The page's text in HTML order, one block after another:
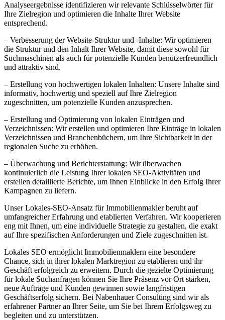
Analyseergebnisse identifizieren wir relevante Schlüsselwörter für
Ihre Zielregion und optimieren die Inhalte Ihrer Website
entsprechend.
– Verbesserung der Website-Struktur und -Inhalte: Wir optimieren
die Struktur und den Inhalt Ihrer Website, damit diese sowohl für
Suchmaschinen als auch für potenzielle Kunden benutzerfreundlich
und attraktiv sind.
– Erstellung von hochwertigen lokalen Inhalten: Unsere Inhalte sind
informativ, hochwertig und speziell auf Ihre Zielregion
zugeschnitten, um potenzielle Kunden anzusprechen.
– Erstellung und Optimierung von lokalen Einträgen und
Verzeichnissen: Wir erstellen und optimieren Ihre Einträge in lokalen
Verzeichnissen und Branchenbüchern, um Ihre Sichtbarkeit in der
regionalen Suche zu erhöhen.
– Überwachung und Berichterstattung: Wir überwachen
kontinuierlich die Leistung Ihrer lokalen SEO-Aktivitäten und
erstellen detaillierte Berichte, um Ihnen Einblicke in den Erfolg Ihrer
Kampagnen zu liefern.
Unser Lokales-SEO-Ansatz für Immobilienmakler beruht auf
umfangreicher Erfahrung und etablierten Verfahren. Wir kooperieren
eng mit Ihnen, um eine individuelle Strategie zu gestalten, die exakt
auf Ihre spezifischen Anforderungen und Ziele zugeschnitten ist.
Lokales SEO ermöglicht Immobilienmaklern eine besondere
Chance, sich in ihrer lokalen Marktregion zu etablieren und ihr
Geschäft erfolgreich zu erweitern. Durch die gezielte Optimierung
für lokale Suchanfragen können Sie Ihre Präsenz vor Ort stärken,
neue Aufträge und Kunden gewinnen sowie langfristigen
Geschäftserfolg sichern. Bei Nabenhauer Consulting sind wir als
erfahrener Partner an Ihrer Seite, um Sie bei Ihrem Erfolgsweg zu
begleiten und zu unterstützen.